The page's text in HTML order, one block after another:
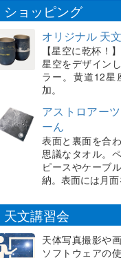
ショッピング
オリジナル 天
【星空に乾杯！
星空をデザイン
ラー。黄道12星
加。
アストロアー
ーん
表面と裏面を合
思議なタオル。
ピースやケーブ
納。表面には月面
天文講習会
天体写真撮影や
ソフトウェアの